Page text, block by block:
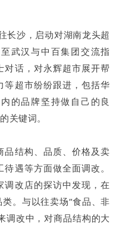
长沙，启动对湖南龙头超
武汉与中百集团交流指
对话，对永辉超市展开帮
等超市纷纷跟进，包括华
的品牌坚持做自己的良
关键词。
品结构、品质、价格及卖
遇等方面做全面调改。
改店的探访中发现，在
。与以往卖场“食品、非
调改中，对商品结构的大